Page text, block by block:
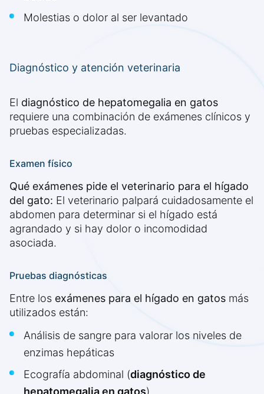
Molestias o dolor al ser levantado
Diagnóstico y atención veterinaria
El diagnóstico de hepatomegalia en gatos
requiere una combinación de exámenes clínicos y
pruebas especializadas.
Examen físico
Qué exámenes pide el veterinario para el hígado
del gato: El veterinario palpará cuidadosamente el
abdomen para determinar si el hígado está
agrandado y si hay dolor o incomodidad
asociada.
Pruebas diagnósticas
Entre los exámenes para el hígado en gatos más
utilizados están:
Análisis de sangre para valorar los niveles de
enzimas hepáticas
Ecografía abdominal (diagnóstico de
hepatomegalia en gatos)